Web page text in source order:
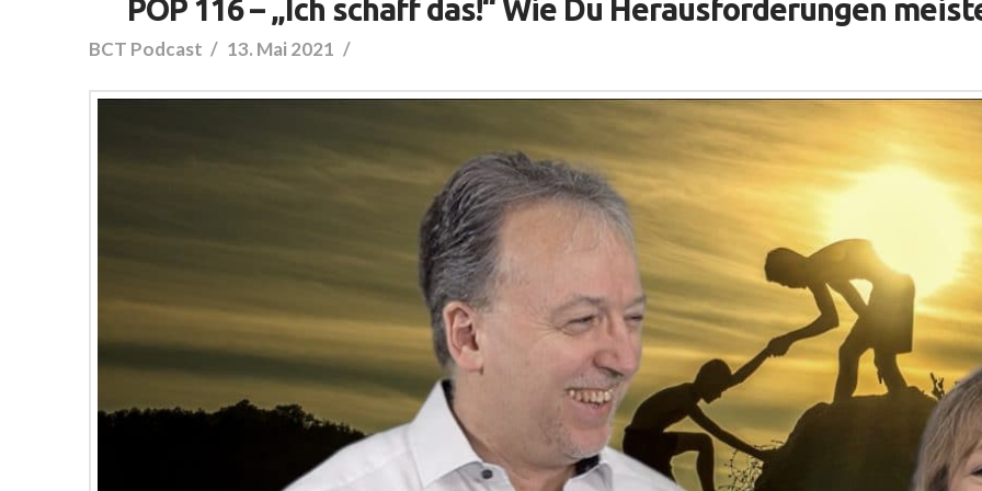
POP 116 – „Ich schaff das!“ Wie Du Herausforderungen
BCT Podcast 13. Mai 2021